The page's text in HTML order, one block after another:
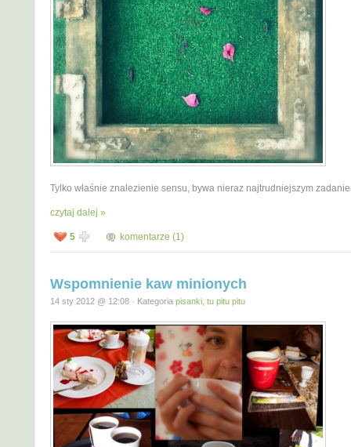
Tylko właśnie znalezienie sensu, bywa nieraz najtrudniejszym
czytaj dalej »
5 komentarze (1)
Wspomnienie kaw minionych
14 sty 2012 @ 12:08 · Kategoria pisanki, tu pitu pitu